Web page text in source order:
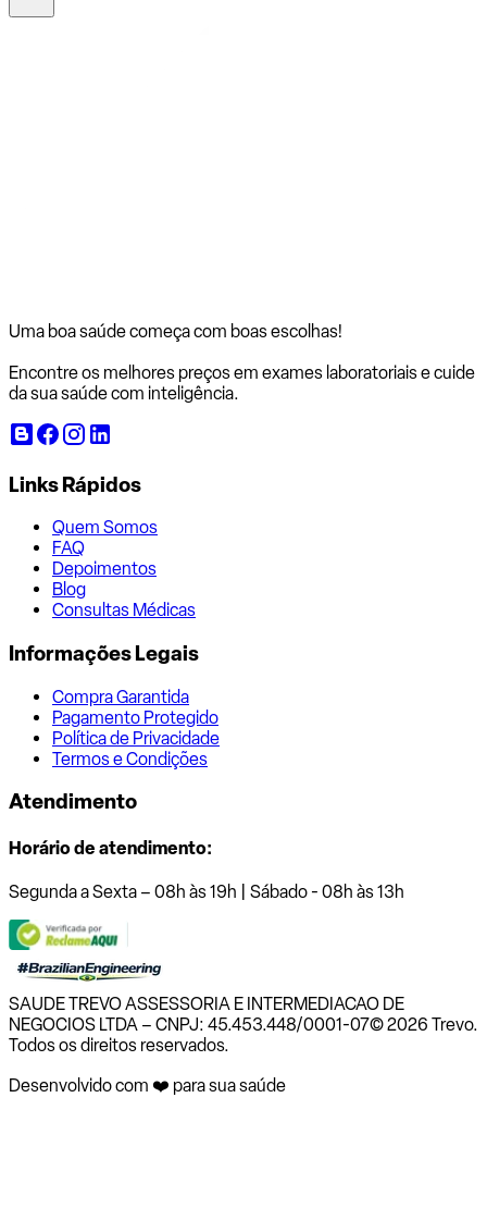
Uma boa saúde começa com boas escolhas!
Encontre os melhores preços em exames laboratoriais e cuide
da sua saúde com inteligência.
Links Rápidos
Quem Somos
FAQ
Depoimentos
Blog
Consultas Médicas
Informações Legais
Compra Garantida
Pagamento Protegido
Política de Privacidade
Termos e Condições
Atendimento
Horário de atendimento:
Segunda a Sexta – 08h às 19h | Sábado - 08h às 13h
SAUDE TREVO ASSESSORIA E INTERMEDIACAO DE
NEGOCIOS LTDA – CNPJ: 45.453.448/0001-07© 2026 Trevo.
Todos os direitos reservados.
Desenvolvido com ❤️ para sua saúde